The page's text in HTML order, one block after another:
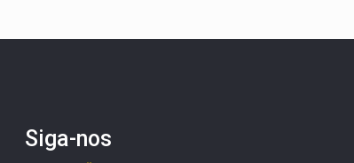
Siga-nos